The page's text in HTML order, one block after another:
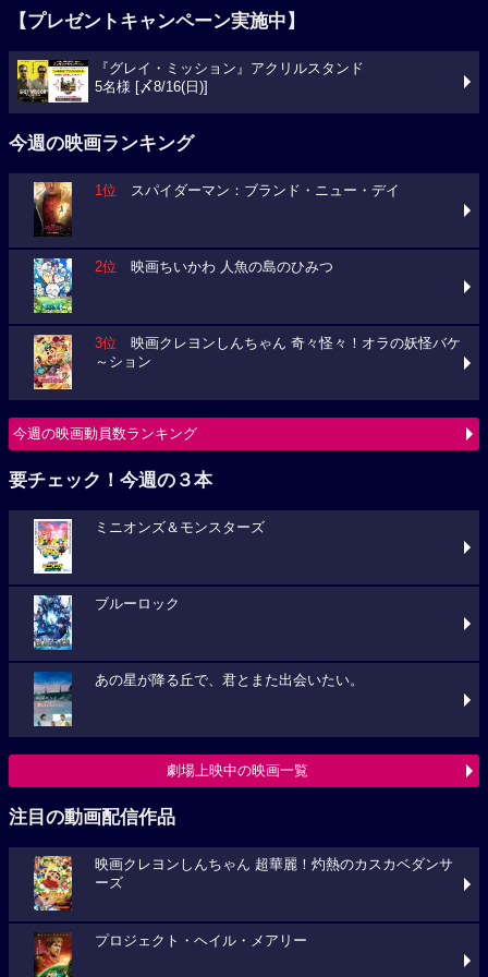
【プレゼントキャンペーン実施中】
『グレイ・ミッション』アクリルスタンド
5名様 [〆8/16(日)]
今週の映画ランキング
1位 スパイダーマン：ブランド・ニュー・デイ
2位 映画ちいかわ 人魚の島のひみつ
3位 映画クレヨンしんちゃん 奇々怪々！オラの妖怪バケ
～ション
今週の映画動員数ランキング
要チェック！今週の３本
ミニオンズ＆モンスターズ
ブルーロック
あの星が降る丘で、君とまた出会いたい。
劇場上映中の映画一覧
注目の動画配信作品
映画クレヨンしんちゃん 超華麗！灼熱のカスカベダンサ
ーズ
プロジェクト・ヘイル・メアリー